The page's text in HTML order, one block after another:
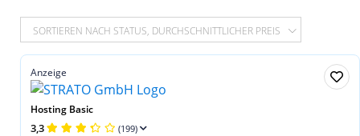
SORTIEREN NACH STATUS, DURCHSCHNITTLICHER PREIS
Anzeige
Hosting Basic
3,3 (199)